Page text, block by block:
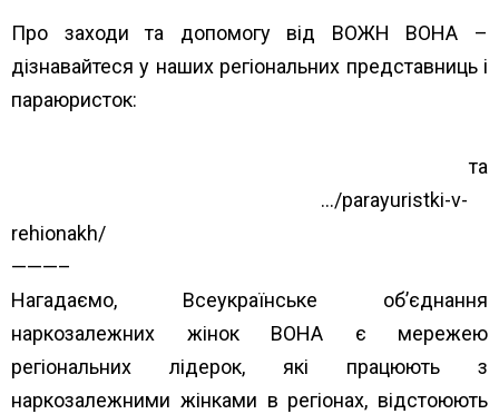
Про заходи та допомогу від ВОЖН ВОНА –
дізнавайтеся у наших регіональних представниць і
параюристок:
та
…/parayuristki-v-
rehionakh/
———–
Нагадаємо, Всеукраїнське об’єднання
наркозалежних жінок ВОНА є мережею
регіональних лідерок, які працюють з
наркозалежними жінками в регіонах, відстоюють